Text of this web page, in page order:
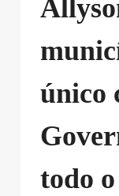
único
todo